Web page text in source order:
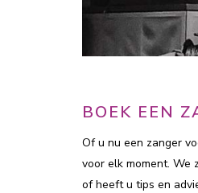
BOEK EEN
Of u nu een zanger
voor elk moment. We
of heeft u tips en